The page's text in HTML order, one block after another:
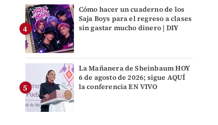
Cómo hacer un cuaderno de los
Saja Boys para el regreso a clases
sin gastar mucho dinero | DIY
La Mañanera de Sheinbaum HOY
6 de agosto de 2026; sigue AQUÍ
la conferencia EN VIVO